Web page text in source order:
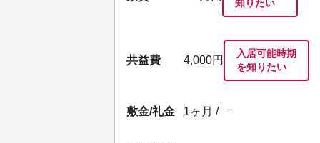
知りたい
共益費 4,000円
入居可能時期
を知りたい
敷金/礼金 1ヶ月 / －